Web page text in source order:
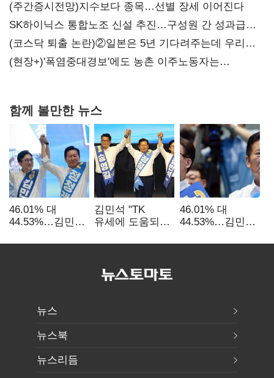
(주간증시전망)지수보다 종목…선별 장세 이어진다
SK하이닉스 통합노조 신설 추진…구성원 간 성과급
불만 확산
(코스닥 퇴출 논란)②일본은 5년 기다려주는데 우리는
당장 퇴출?…시간만으론 부족한 코스닥 구하기
(현장+)'폭염중대경보'에도 농촌 이주노동자는
함께 볼만한 뉴스
46.01% 대
44.53%…김민석·
'초박빙'(종합
김민석 "TK
유세에 도움되는
"벌써 대표된 양
46.01% 대
44.53%…김민석·
'초박빙'(종합)
뉴스
뉴스북
뉴스리듬